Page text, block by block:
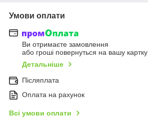
Умови оплати
Ви отримаєте замовлення
або гроші повернуться на вашу картку
Детальніше
Післяплата
Оплата на рахунок
Всі умови оплати